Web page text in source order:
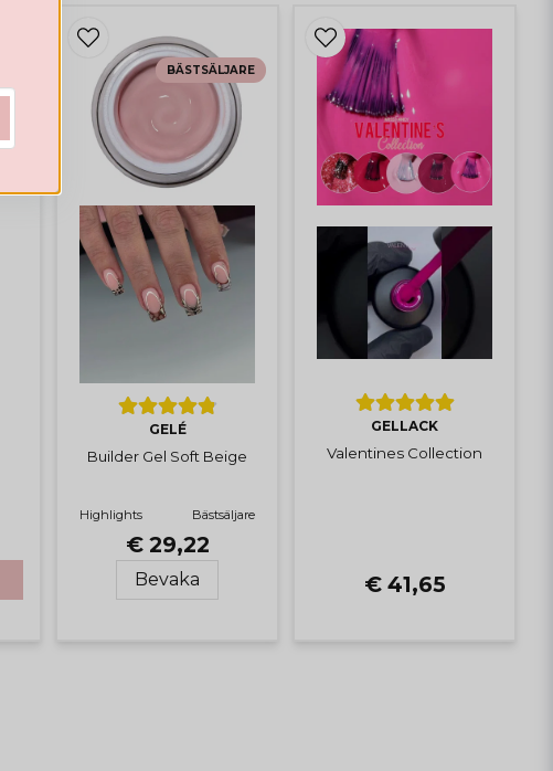
GELÉ
Builder Gel Soft Beige
Highlights Bästsäljare
€ 29,22
Bevaka
BÄSTSÄLJARE
GELLACK
Valentines Collection
€ 41,65